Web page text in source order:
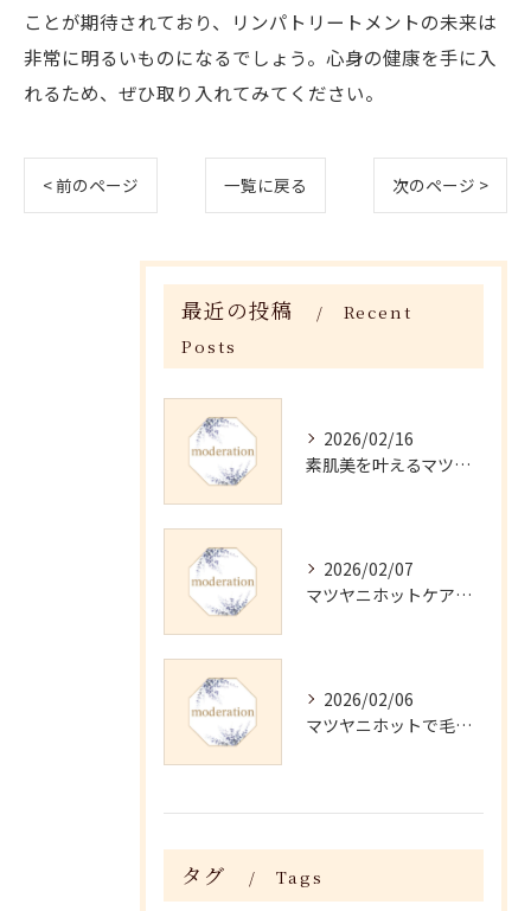
ことが期待されており、リンパトリートメントの未来は
非常に明るいものになるでしょう。心身の健康を手に入
れるため、ぜひ取り入れてみてください。
< 前のページ 一覧に戻る 次のページ >
最近の投稿
Recent
Posts
2026/02/16
素肌美を叶えるマツヤニホットセラピーの効果
2026/02/07
マツヤニホットケアの正しい使い方と継続法
2026/02/06
マツヤニホットで毛穴・くすみ改善術
タグ Tags